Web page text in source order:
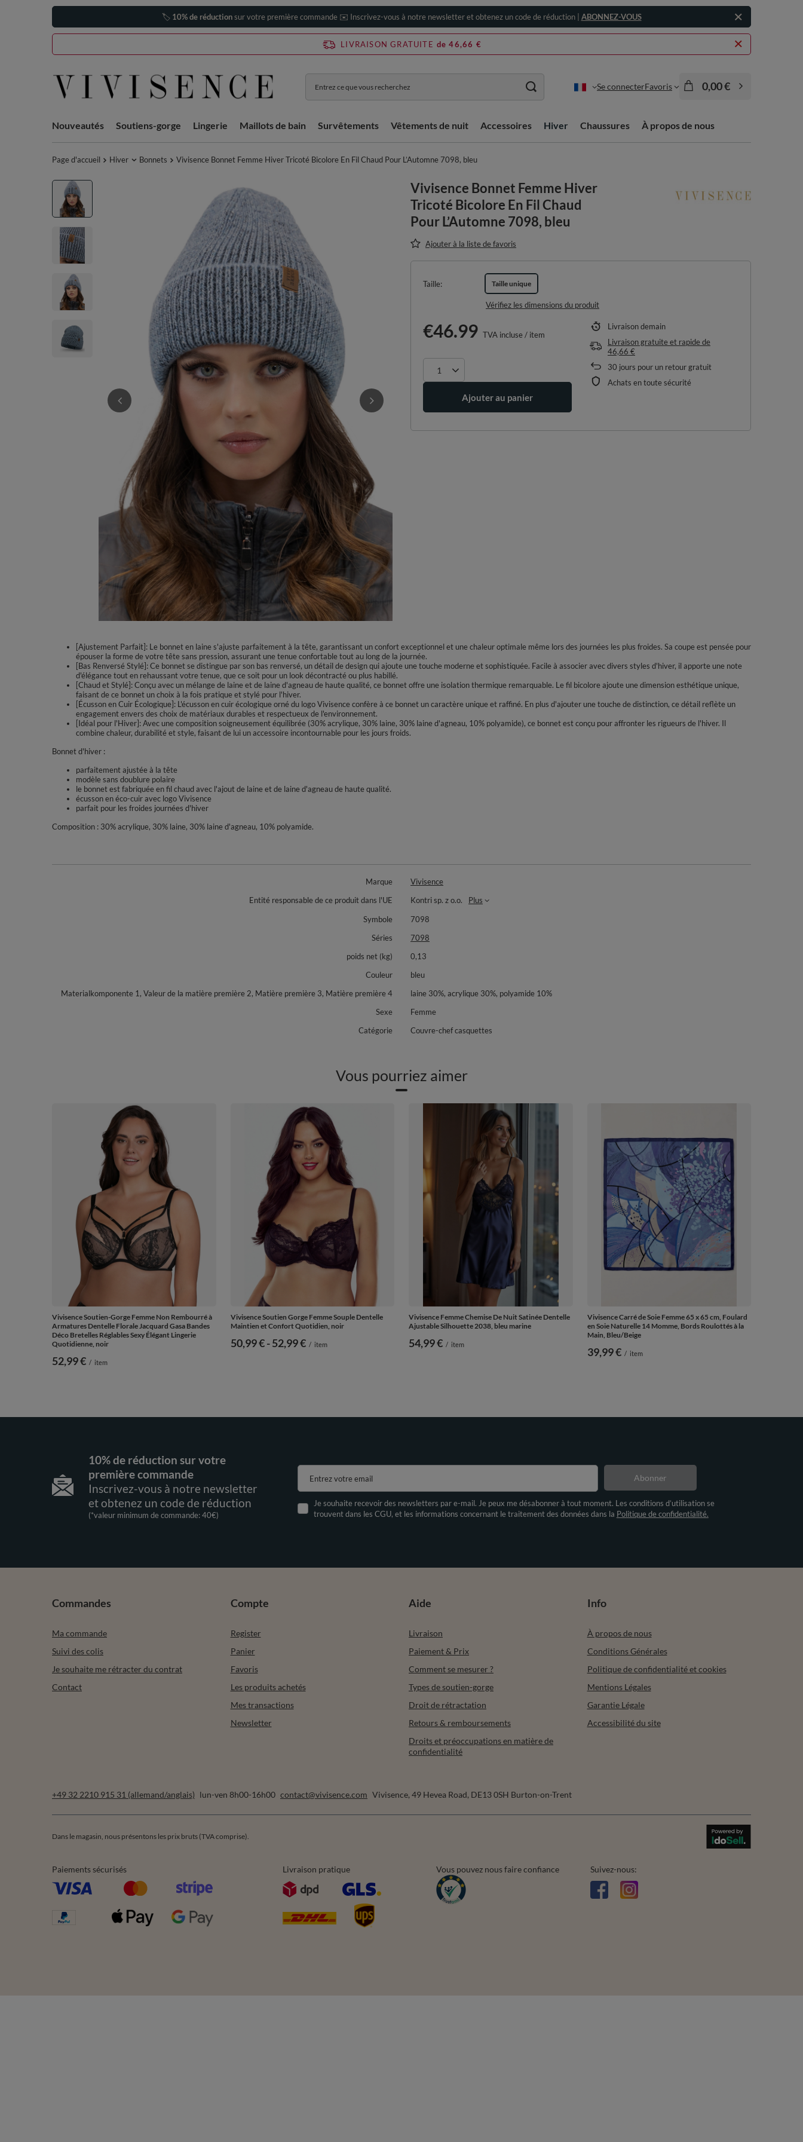
🏷️ 10% de réductionsur votre première commande ✉️ Inscrivez-vous à notre newsletter et obtenez un code de réduction | ABONNEZ-VOUS
LIVRAISON GRATUITE de 46,66 €
Se connecterFavoris 0,00 €
Nouveautés Soutiens-gorge Lingerie Maillots de bain Survêtements Vêtements de nuit Accessoires Hiver Chaussures À propos de nous
Page d'accueil Hiver Bonnets Vivisence Bonnet Femme Hiver Tricoté Bicolore En Fil Chaud Pour L’Automne 7098, bleu
Vivisence Bonnet Femme Hiver
Tricoté Bicolore En Fil Chaud
Pour L’Automne 7098, bleu
Ajouter à la liste de favoris
Taille Taille unique
Vérifiez les dimensions du produit
€46.99 TVA incluse/ item
Ajouter au panier
Livraisondemain
Livraison gratuite et rapidede
46,66 €
30 jours pour un retour gratuit
Achats en toute sécurité
[Ajustement Parfait]: Le bonnet en laine s'ajuste parfaitement à la tête, garantissant un confort exceptionnel et une chaleur optimale même lors des journées les plus froides. Sa coupe est pensée pour
épouser la forme de votre tête sans pression, assurant une tenue confortable tout au long de la journée.
[Bas Renversé Stylé]: Ce bonnet se distingue par son bas renversé, un détail de design qui ajoute une touche moderne et sophistiquée. Facile à associer avec divers styles d'hiver, il apporte une note
d'élégance tout en rehaussant votre tenue, que ce soit pour un look décontracté ou plus habillé.
[Chaud et Stylé]: Conçu avec un mélange de laine et de laine d'agneau de haute qualité, ce bonnet offre une isolation thermique remarquable. Le fil bicolore ajoute une dimension esthétique unique,
faisant de ce bonnet un choix à la fois pratique et stylé pour l'hiver.
[Écusson en Cuir Écologique]: L'écusson en cuir écologique orné du logo Vivisence confère à ce bonnet un caractère unique et raffiné. En plus d'ajouter une touche de distinction, ce détail reflète un
engagement envers des choix de matériaux durables et respectueux de l'environnement.
[Idéal pour l'Hiver]: Avec une composition soigneusement équilibrée (30% acrylique, 30% laine, 30% laine d'agneau, 10% polyamide), ce bonnet est conçu pour affronter les rigueurs de l'hiver. Il
combine chaleur, durabilité et style, faisant de lui un accessoire incontournable pour les jours froids.
Bonnet d'hiver :
parfaitement ajustée à la tête
modèle sans doublure polaire
le bonnet est fabriquée en fil chaud avec l'ajout de laine et de laine d'agneau de haute qualité.
écusson en éco-cuir avec logo Vivisence
parfait pour les froides journées d'hiver
Composition : 30% acrylique, 30% laine, 30% laine d'agneau, 10% polyamide.
Marque
Vivisence
Entité responsable de ce produit dans l'UE
Kontri sp. z o.o.
Plus
Symbole
7098
Séries
7098
poids net (kg)
0,13
Couleur
bleu
Materialkomponente 1, Valeur de la matière première 2, Matière première 3, Matière première 4
laine 30%, acrylique 30%, polyamide 10%
Sexe
Femme
Catégorie
Couvre-chef casquettes
Vous pourriez aimer
Vivisence Soutien-Gorge Femme Non Rembourré à
Armatures Dentelle Florale Jacquard Gasa Bandes
Déco Bretelles Réglables Sexy Élégant Lingerie
Quotidienne, noir
52,99 € / item
Vivisence Soutien Gorge Femme Souple Dentelle
Maintien et Confort Quotidien, noir
de
50,99 €-vers le bas
52,99 € / item
Vivisence Femme Chemise De Nuit Satinée Dentelle
Ajustable Silhouette 2038, bleu marine
54,99 € / item
Vivisence Carré de Soie Femme 65 x 65 cm, Foulard
en Soie Naturelle 14 Momme, Bords Roulottés à la
Main, Bleu/Beige
39,99 € / item
10% de réduction sur votre
première commande
Inscrivez-vous à notre newsletter
et obtenez un code de réduction
(*valeur minimum de commande: 40€)
Entrez votre email
Je souhaite recevoir des newsletters par e-mail. Je peux me désabonner à tout moment. Les conditions d’utilisation se
trouvent dans les CGU, et les informations concernant le traitement des données dans la Politique de confidentialité.
Abonner
Commandes
Ma commande
Suivi des colis
Je souhaite me rétracter du contrat
Contact
Compte
Register
Panier
Favoris
Les produits achetés
Mes transactions
Newsletter
Aide
Livraison
Paiement & Prix
Comment se mesurer ?
Types de soutien-gorge
Droit de rétractation
Retours & remboursements
Droits et préoccupations en matière de
confidentialité
Info
À propos de nous
Conditions Générales
Politique de confidentialité et cookies
Mentions Légales
Garantie Légale
Accessibilité du site
+49 32 2210 915 31 (allemand/anglais) lun-ven 8h00-16h00 contact@vivisence.com Vivisence, 49 Hevea Road, DE13 0SH Burton-on-Trent
Dans le magasin, nous présentons les prix bruts (TVA comprise).
Paiements sécurisés Livraison pratique Vous pouvez nous faire confiance Suivez-nous: